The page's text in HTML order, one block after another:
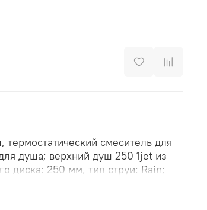
смеситель для
душа; верхний душ 250 1jet из
диска: 250 мм, тип струи: Rain;
переключение Select; шарнирное
душа; длина держателя для